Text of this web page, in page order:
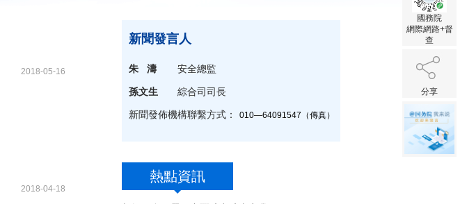
新聞發言人
朱 濤 安全總監
孫文生 綜合司司長
新聞發佈機構聯繫方式： 010—64091547（傳真）
熱點資訊
2018-05-16
2018-04-18
國務院
網際網路+督
查
分享